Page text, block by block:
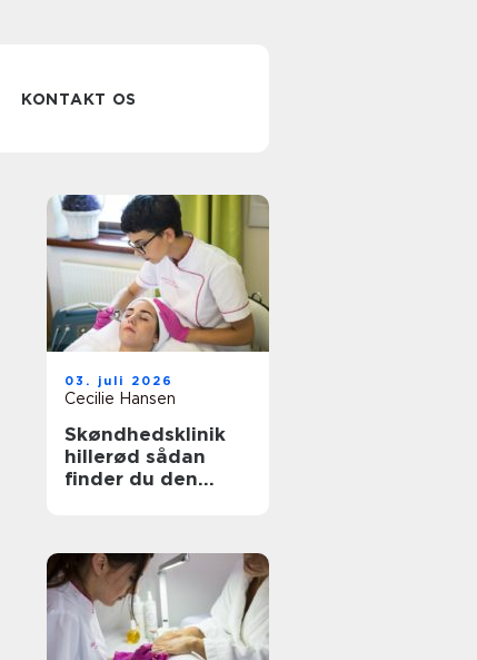
KONTAKT OS
03. juli 2026
Cecilie Hansen
Skøndhedsklinik
hillerød sådan
finder du den